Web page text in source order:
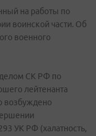
на работы по
воинской части. Об
военного
СК РФ по
лейтенанта
возбуждено
УК РФ (халатность,